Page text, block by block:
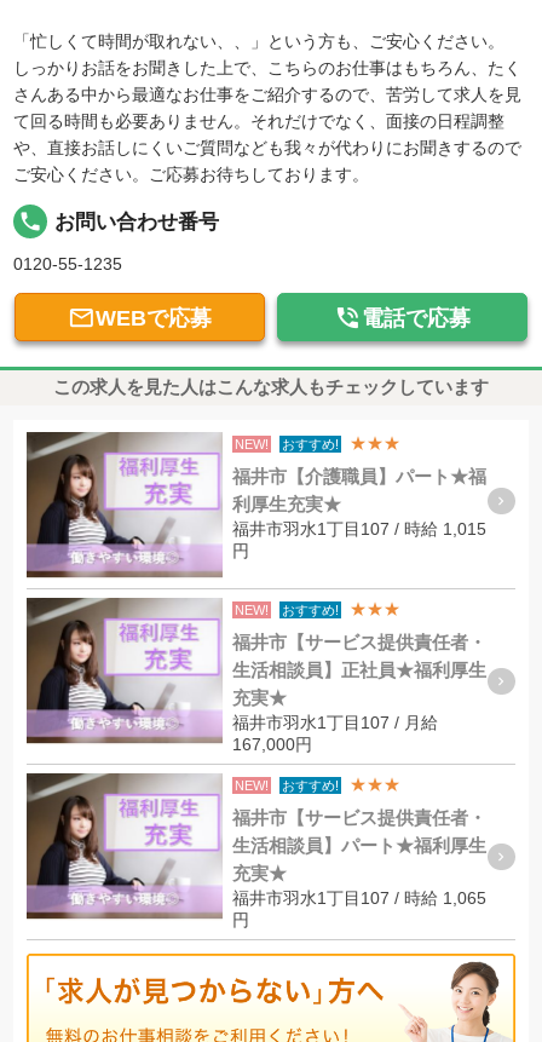
「忙しくて時間が取れない、、」という方も、ご安心ください。
しっかりお話をお聞きした上で、こちらのお仕事はもちろん、たく
さんある中から最適なお仕事をご紹介するので、苦労して求人を見
て回る時間も必要ありません。それだけでなく、面接の日程調整
や、直接お話しにくいご質問なども我々が代わりにお聞きするので
ご安心ください。ご応募お待ちしております。
local_phone お問い合わせ番号
0120-55-1235
WEBで応募  電話で応募
この求人を見た人はこんな求人もチェックしています
NEW! おすすめ! ★★★
福井市【介護職員】パート★福
利厚生充実★
福井市羽水1丁目107 / 時給 1,015
円
NEW! おすすめ! ★★★
福井市【サービス提供責任者・
生活相談員】正社員★福利厚生
充実★
福井市羽水1丁目107 / 月給
167,000円
NEW! おすすめ! ★★★
福井市【サービス提供責任者・
生活相談員】パート★福利厚生
充実★
福井市羽水1丁目107 / 時給 1,065
円